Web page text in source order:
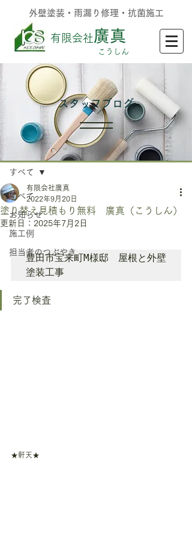
外壁塗装・雨漏り修理・抗菌施工
有限会社廣真
​こうしん
記事
すべて
お知らせ
施工例
担当者のつぶやき
すべて
塗り替え見積もり無料 廣真（こうしん）
有限会社廣真
2022年9月20日
更新日： 2025年7月2日
豊田市宝来町M様邸　屋根と外壁
塗装工事
完了検査
★軒天★
​スタッフブログ